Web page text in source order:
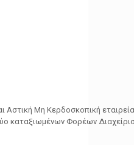
Μη Κερδοσκοπική
καταξιωμένων Φορέων